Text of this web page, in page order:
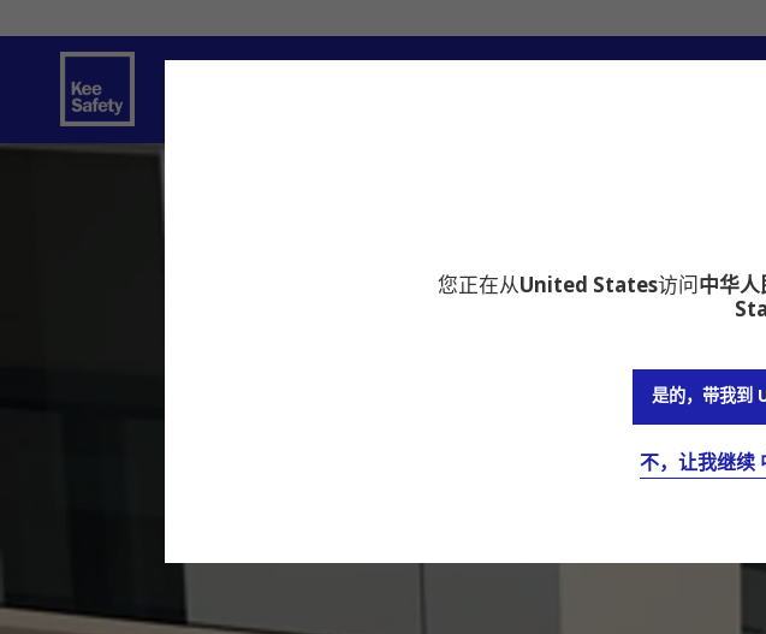
您正在从United States访问中华人
是的，带我
不，让我继续